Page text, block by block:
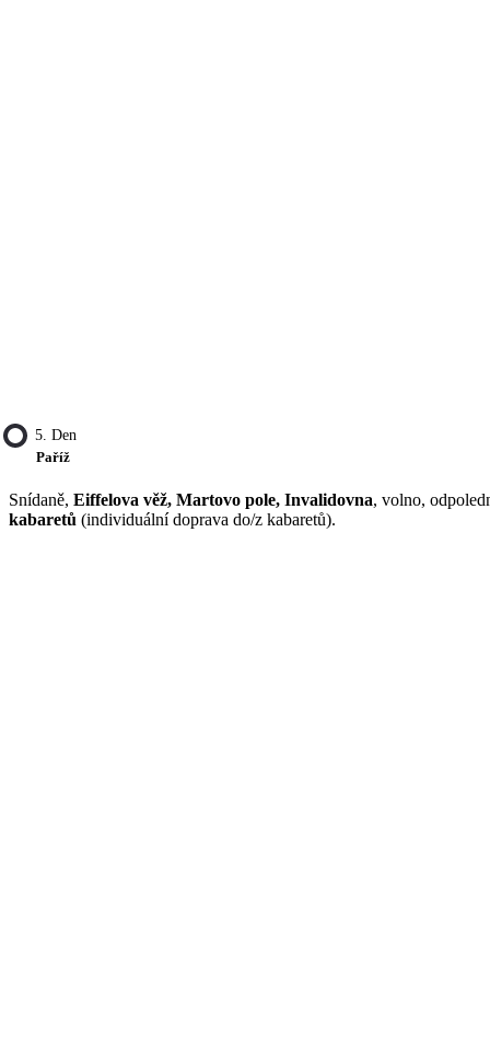
5. Den
Paříž
Snídaně, Eiffelova věž, Martovo pole, Invalidovna, volno,
kabaretů (individuální doprava do/z kabaretů).